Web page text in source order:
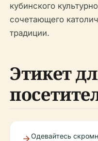
кубинского
сочетающего
традиции.
Этикет
Одевайтесь